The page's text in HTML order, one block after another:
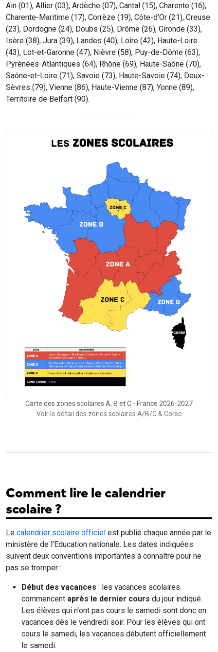
Ain (01), Allier (03), Ardèche (07), Cantal (15), Charente (16),
Charente-Maritime (17), Corrèze (19), Côte-d’Or (21), Creuse
(23), Dordogne (24), Doubs (25), Drôme (26), Gironde (33),
Isère (38), Jura (39), Landes (40), Loire (42), Haute-Loire
(43), Lot-et-Garonne (47), Nièvre (58), Puy-de-Dôme (63),
Pyrénées-Atlantiques (64), Rhône (69), Haute-Saône (70),
Saône-et-Loire (71), Savoie (73), Haute-Savoie (74), Deux-
Sèvres (79), Vienne (86), Haute-Vienne (87), Yonne (89),
Territoire de Belfort (90).
Carte des zones scolaires A, B et C - France 2026-2027
Voir le détail des zones scolaires A/B/C & Corse
Comment lire le calendrier
scolaire ?
Le calendrier scolaire officiel est publié chaque année par le
ministère de l'Education nationale. Les dates indiquées
suivent deux conventions importantes à connaître pour ne
pas se tromper :
Début des vacances : les vacances scolaires
commencent après le dernier cours du jour indiqué.
Les élèves qui n'ont pas cours le samedi sont donc en
vacances dès le vendredi soir. Pour les élèves qui ont
cours le samedi, les vacances débutent officiellement
le samedi.